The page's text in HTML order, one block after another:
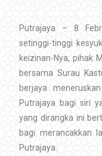
Putrajaya – 8
setinggi-tinggi
keizinan-Nya, pihak
bersama Surau
berjaya
Putrajaya bagi siri
yang dirangka ini
bagi merancakkan
Putrajaya.